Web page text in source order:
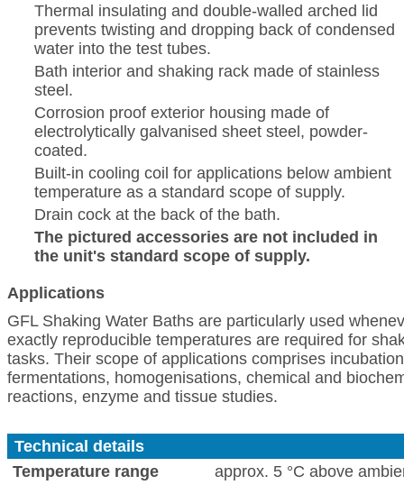
Thermal insulating and double-walled arched lid
prevents twisting and dropping back of condensed
water into the test tubes.
Bath interior and shaking rack made of stainless
steel.
Corrosion proof exterior housing made of
electrolytically galvanised sheet steel, powder-
coated.
Built-in cooling coil for applications below ambient
temperature as a standard scope of supply.
Drain cock at the back of the bath.
The pictured accessories are not included in
the unit's standard scope of supply.
Applications
GFL Shaking Water Baths are particularly used
exactly reproducible temperatures are required for
tasks. Their scope of applications comprises
fermentations, homogenisations, chemical and
reactions, enzyme and tissue studies.
Technical details
Temperature range
approx. 5 °C above